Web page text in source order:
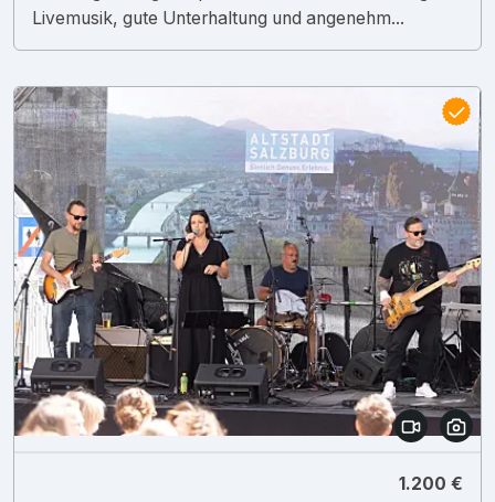
Livemusik, gute Unterhaltung und angenehm...
1.200 €